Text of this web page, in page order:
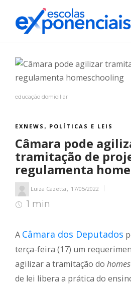
educação domiciliar
EXNEWS , POLÍTICAS E LEIS
Câmara pode
tramitação de
regulamenta
Luiza Cazetta, 17/05/2022
1 min
A Câmara dos Deputados
terça-feira (17) um
agilizar a tramitação do
de lei libera a prática do